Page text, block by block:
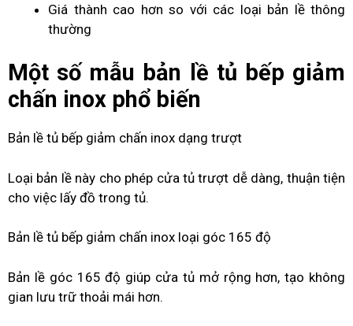
Giá thành cao hơn so với các loại bản lề thông
thường
Một số mẫu bản lề tủ bếp giảm
chấn inox phổ biến
Bản lề tủ bếp giảm chấn inox dạng trượt
Loại bản lề này cho phép cửa tủ trượt dễ dàng, thuận tiện
cho việc lấy đồ trong tủ.
Bản lề tủ bếp giảm chấn inox loại góc 165 độ
Bản lề góc 165 độ giúp cửa tủ mở rộng hơn, tạo không
gian lưu trữ thoải mái hơn.